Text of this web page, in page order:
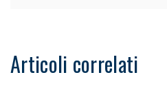
Articoli correlati